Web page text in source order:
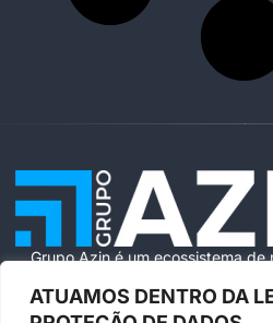
ATUAMOS DENTRO DA
Grupo Azin é um ecossistema de
escala na